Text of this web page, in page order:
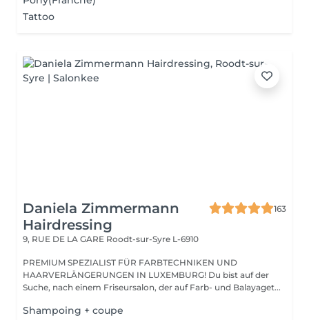
Tattoo
Daniela Zimmermann
Hairdressing
163
9, RUE DE LA GARE Roodt-sur-Syre L-6910
PREMIUM SPEZIALIST FÜR FARBTECHNIKEN UND
HAARVERLÄNGERUNGEN IN LUXEMBURG! Du bist auf der
Suche, nach einem Friseursalon, der auf Farb- und Balayaget...
Shampoing + coupe